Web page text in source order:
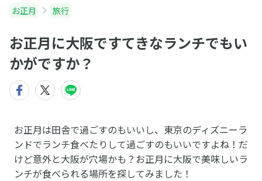
お正月 旅行
お正月に大阪ですてきなランチでもい
かがですか？
お正月は田舎で過ごすのもいいし、東京のディズニーラ
ンドでランチ食べたりして過ごすのもいいですよね！だ
けど意外と大阪が穴場かも？お正月に大阪で美味しいラ
ンチが食べられる場所を探してみました！